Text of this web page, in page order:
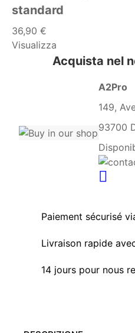
standard
36,90 €
Visualizza
Acquista nel
A2Pro
149,
93700
Paiement sécurisé
Livraison rapide
14 jours pour nous